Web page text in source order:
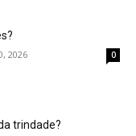
2026 0
trindade?